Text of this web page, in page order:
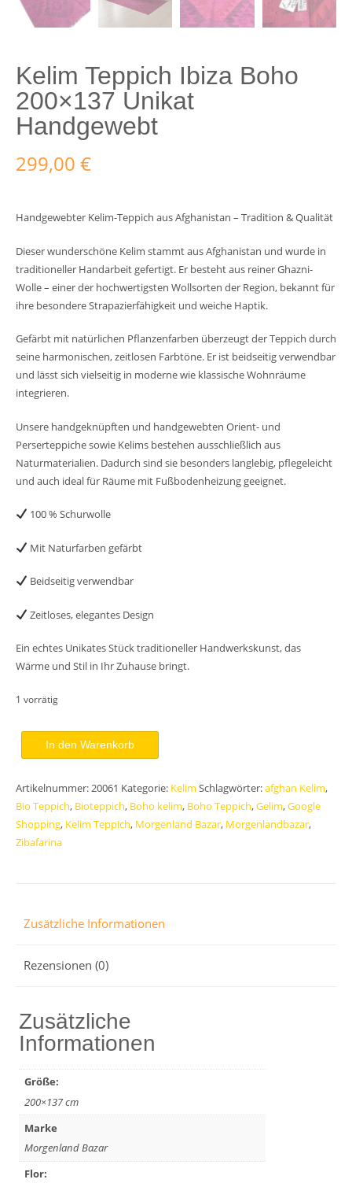
Kelim Teppich Ibiza Boho
200×137 Unikat
Handgewebt
299,00 €
Handgewebter Kelim-Teppich aus Afghanistan – Tradition & Qualität
Dieser wunderschöne Kelim stammt aus Afghanistan und wurde in
traditioneller Handarbeit gefertigt. Er besteht aus reiner Ghazni-
Wolle – einer der hochwertigsten Wollsorten der Region, bekannt für
ihre besondere Strapazierfähigkeit und weiche Haptik.
Gefärbt mit natürlichen Pflanzenfarben überzeugt der Teppich durch
seine harmonischen, zeitlosen Farbtöne. Er ist beidseitig verwendbar
und lässt sich vielseitig in moderne wie klassische Wohnräume
integrieren.
Unsere handgeknüpften und handgewebten Orient- und
Perserteppiche sowie Kelims bestehen ausschließlich aus
Naturmaterialien. Dadurch sind sie besonders langlebig, pflegeleicht
und auch ideal für Räume mit Fußbodenheizung geeignet.
100 % Schurwolle
Mit Naturfarben gefärbt
Beidseitig verwendbar
Zeitloses, elegantes Design
Ein echtes Unikates Stück traditioneller Handwerkskunst, das
Wärme und Stil in Ihr Zuhause bringt.
1 vorrätig
Teppich
Boho
200x137
Unikat
Handgewebt
In den Warenkorb
Artikelnummer:20061 Kategorie: Kelim Schlagwörter:afghan Kelim,
Bio Teppich, Bioteppich, Boho kelim, Boho Teppich,Gelim,Google
Shopping, Kelim Teppich, Morgenland Bazar, Morgenlandbazar,
Zibafarina
Zusätzliche Informationen
Rezensionen (0)
Zusätzliche
Informationen
Größe:
200×137 cm
Marke
Morgenland Bazar
Flor: